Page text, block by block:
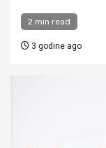
2 min read
3 godine ago